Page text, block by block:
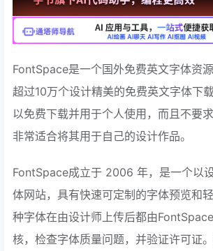
FontSpace是一个国外免费英文字体资
超过10万个设计精美的免费英文字体下
以免费下载并用于个人使用，而且不要求
非常适合将其用于自己的设计作品。
FontSpace成立于 2006 年，是一个以
体网站，具有快速可定制的字体预览和
种字体在由设计师上传后都由
核，检查字体质量问题，并验证许可证